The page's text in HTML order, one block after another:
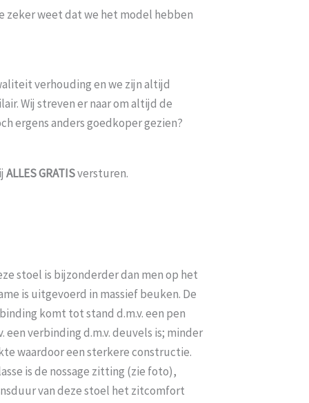
zeker weet dat we het model hebben
verhouding en we zijn altijd
Wij streven er naar om altijd de
ergens anders goedkoper gezien?
ALLESGRATISversturen.
stoel is bijzonderder dan men op het
is uitgevoerd in massief beuken. De
komt tot stand d.m.v. een pen
verbinding d.m.v. deuvels is; minder
waardoor een sterkere constructie.
is de nossage zitting (zie foto),
van deze stoel het zitcomfort